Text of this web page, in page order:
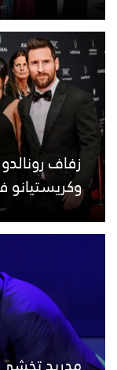
زفاف